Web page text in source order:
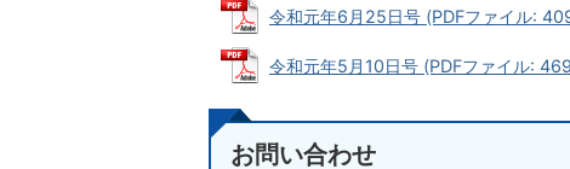
令和元年6月25日号 (PDFファイル:
令和元年5月10日号 (PDFファイル:
お問い合わせ